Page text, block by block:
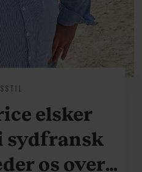
elsker
sydfransk
os over,